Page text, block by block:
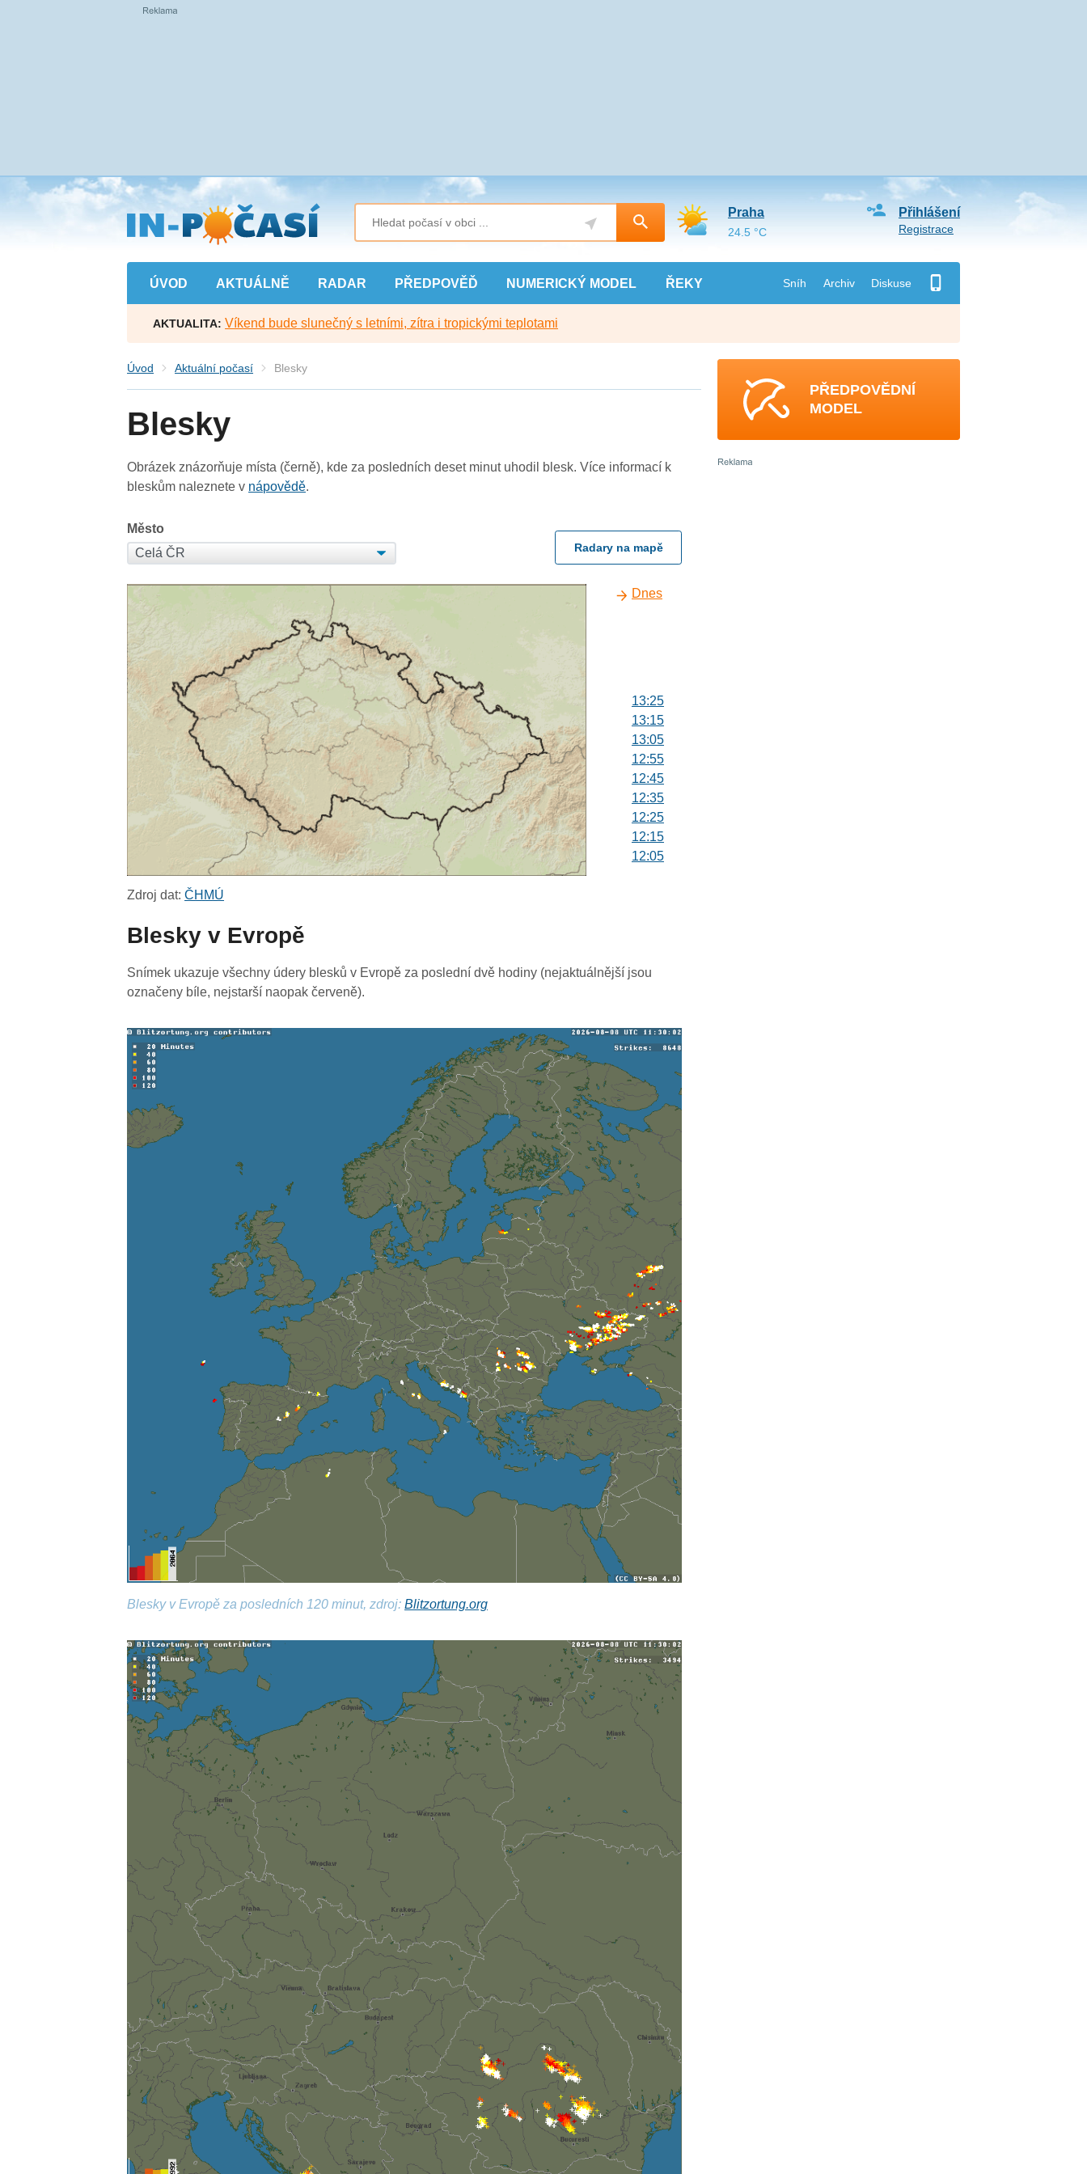
Přejít
na
hlavní
obsah
ÚVOD AKTUÁLNĚ RADAR PŘEDPOVĚĎ NUMERICKÝ MODEL ŘEKY Sníh Archiv Diskuse
Přihlášení
Registrace
Praha
24.5 °C
AKTUALITA: Víkend bude slunečný s letními, zítra i tropickými teplotami
Úvod Aktuální počasí Blesky
Blesky
Obrázek znázorňuje místa (černě), kde za posledních deset minut uhodil blesk. Více informací k
bleskům naleznete v nápovědě.
Město
Radary na mapě
Dnes
13:25
13:15
13:05
12:55
12:45
12:35
12:25
12:15
12:05
11:05
10:35
10:25
Zdroj dat:ČHMÚ
Blesky v Evropě
Snímek ukazuje všechny údery blesků v Evropě za poslední dvě hodiny (nejaktuálnější jsou
označeny bíle, nejstarší naopak červeně).
Blesky v Evropě za posledních 120 minut, zdroj:Blitzortung.org
PŘEDPOVĚDNÍ
MODEL